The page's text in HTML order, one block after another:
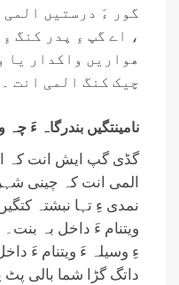
گور ءَ درستیں
، اے گپ ءِ پدر کنگ
ھواریں واکدار یا
چیک کنگ المی انت ۔
نامینتگیں بندرگاہ ءَ چہ
گڈی گپ ایش انت کہ
المی انت کہ چینی
نمدی ءِ تہا نبشتہ
ویتنام ءَ داخل بہ
ءِ وسیلہ ءَ ویتنام ءَ
داتگ گڑا شما بالی پٹ